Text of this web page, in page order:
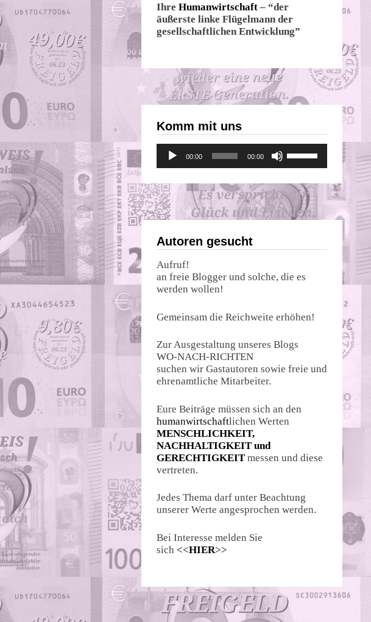
Ihre Humanwirtschaft – “der
äußerste linke Flügelmann der
gesellschaftlichen Entwicklung”
Komm mit uns
Audio-
Player
00:00 00:00
Hoch/Runter
um
die
Lautstärke
zu
Autoren gesucht
Aufruf!
an freie Blogger und solche, die es
werden wollen!
Gemeinsam die Reichweite erhöhen!
Zur Ausgestaltung unseres Blogs
WO-NACH-RICHTEN
suchen wir Gastautoren sowie freie und
ehrenamtliche Mitarbeiter.
Eure Beiträge müssen sich an den
humanwirtschaftlichen Werten
MENSCHLICHKEIT,
NACHHALTIGKEIT und
GERECHTIGKEIT messen und diese
vertreten.
Jedes Thema darf unter Beachtung
unserer Werte angesprochen werden.
Bei Interesse melden Sie
sich <<HIER>>